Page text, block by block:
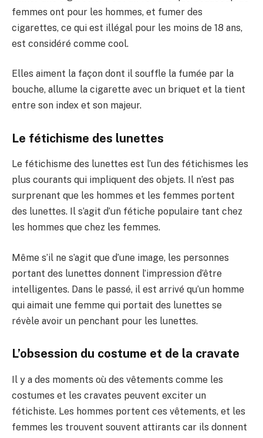
femmes ont pour les hommes, et fumer des
cigarettes, ce qui est illégal pour les moins de 18 ans,
est considéré comme cool.
Elles aiment la façon dont il souffle la fumée par la
bouche, allume la cigarette avec un briquet et la tient
entre son index et son majeur.
Le fétichisme des lunettes
Le fétichisme des lunettes est l’un des fétichismes les
plus courants qui impliquent des objets. Il n’est pas
surprenant que les hommes et les femmes portent
des lunettes. Il s’agit d’un fétiche populaire tant chez
les hommes que chez les femmes.
Même s’il ne s’agit que d’une image, les personnes
portant des lunettes donnent l’impression d’être
intelligentes. Dans le passé, il est arrivé qu’un homme
qui aimait une femme qui portait des lunettes se
révèle avoir un penchant pour les lunettes.
L’obsession du costume et de la cravate
Il y a des moments où des vêtements comme les
costumes et les cravates peuvent exciter un
fétichiste. Les hommes portent ces vêtements, et les
femmes les trouvent souvent attirants car ils donnent